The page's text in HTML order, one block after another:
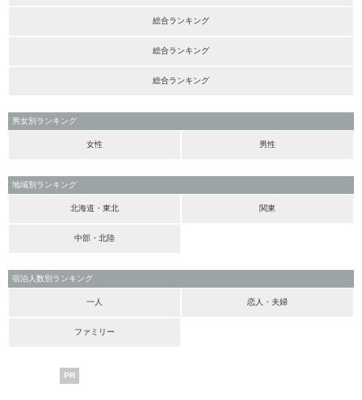
総合ランキング
総合ランキング
総合ランキング
男女別ランキング
女性 男性
地域別ランキング
北海道・東北 関東
中部・北陸
宿泊人数別ランキング
一人 恋人・夫婦
ファミリー
PR